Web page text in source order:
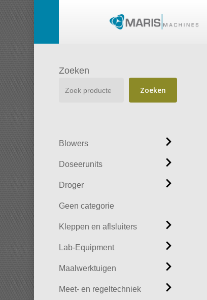
Skip
to
main
content
Zoeken
Zoeken
Blowers
Doseerunits
Droger
Geen categorie
Kleppen en aflsluiters
Lab-Equipment
Maalwerktuigen
Meet- en regeltechniek